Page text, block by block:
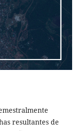
resultantes de